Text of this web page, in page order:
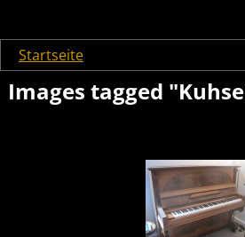
Startseite
Images tagged